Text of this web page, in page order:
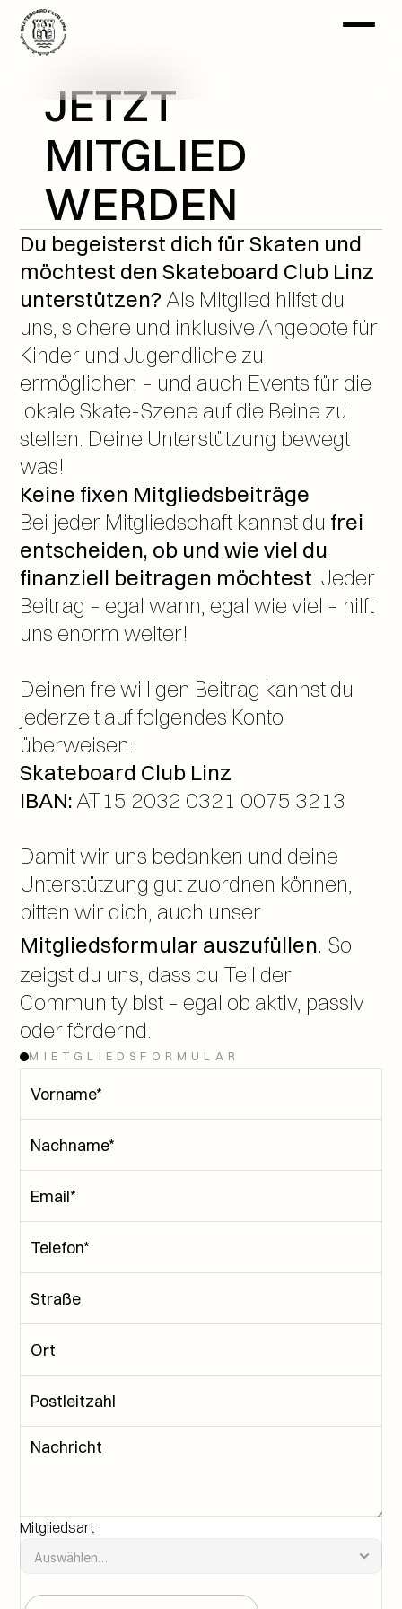
JETZT
MITGLIED
WERDEN
Du begeisterst dich für Skaten und
möchtest den Skateboard Club Linz
unterstützen? Als Mitglied hilfst du
uns, sichere und inklusive Angebote für
Kinder und Jugendliche zu
ermöglichen – und auch Events für die
lokale Skate-Szene auf die Beine zu
stellen. Deine Unterstützung bewegt
was!
Keine fixen Mitgliedsbeiträge
Bei jeder Mitgliedschaft kannst du frei
entscheiden, ob und wie viel du
finanziell beitragen möchtest. Jeder
Beitrag – egal wann, egal wie viel – hilft
uns enorm weiter!
Deinen freiwilligen Beitrag kannst du
jederzeit auf folgendes Konto
überweisen:
Skateboard Club Linz
IBAN: AT15 2032 0321 0075 3213
Damit wir uns bedanken und deine
Unterstützung gut zuordnen können,
Mitgliedsformular auszufüllen. So
zeigst du uns, dass du Teil der
Community bist – egal ob aktiv, passiv
oder fördernd.
MIETGLIEDSFORMULAR
Mitgliedsart